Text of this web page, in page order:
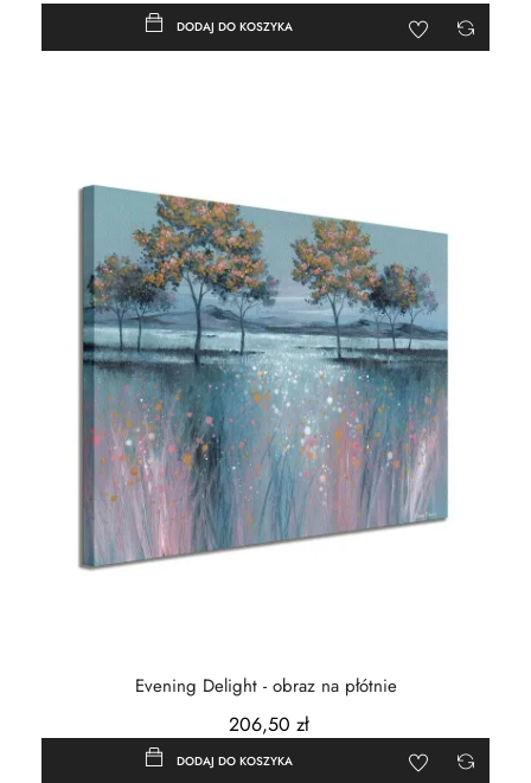
DODAJ DO KOSZYKA
Evening Delight - obraz na płótnie
206,50 zł
DODAJ DO KOSZYKA